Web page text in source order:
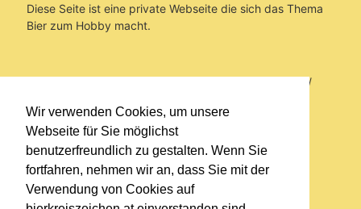
Wir verwenden Cookies, um unsere
Webseite für Sie möglichst
benutzerfreundlich zu gestalten. Wenn Sie
fortfahren, nehmen wir an, dass Sie mit der
Verwendung von Cookies auf
Diese Seite ist eine private Webseite die sich das Thema
Bier zum Hobby macht.
Sie befinden sich auf https://www.bierkreiszeichen.at/
im Pfad:Bierkreiszeichen/ Gesammelte Biere
Bildverzeichnisse/Tiere und Tierbezug
Erstellt: 2026-08-08
Links